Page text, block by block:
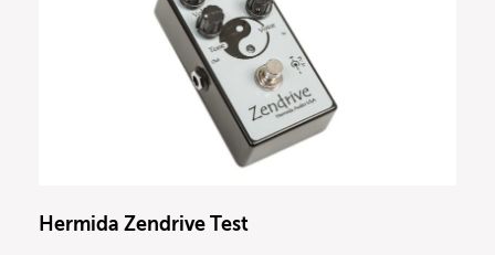
Hermida Zendrive Test